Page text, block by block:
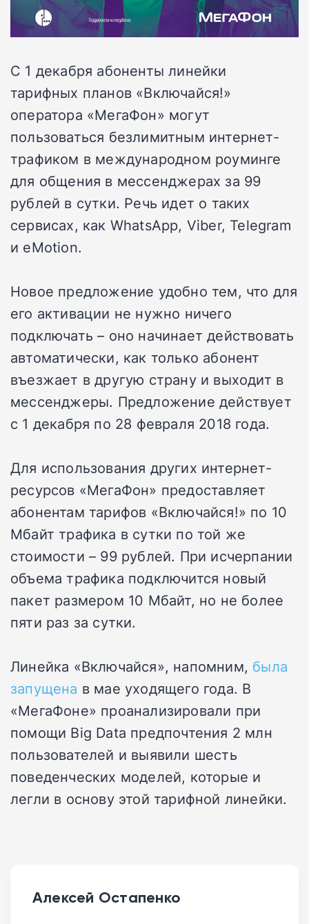
C 1 декабря абоненты линейки
тарифных планов «Включайся!»
оператора «МегаФон» могут
пользоваться безлимитным интернет-
трафиком в международном роуминге
для общения в мессенджерах за 99
рублей в сутки. Речь идет о таких
сервисах, как WhatsApp, Viber, Telegram
и eMotion.
Новое предложение удобно тем, что для
его активации не нужно ничего
подключать – оно начинает действовать
автоматически, как только абонент
въезжает в другую страну и выходит в
мессенджеры. Предложение действует
с 1 декабря по 28 февраля 2018 года.
Для использования других интернет-
ресурсов «МегаФон» предоставляет
абонентам тарифов «Включайся!» по 10
Мбайт трафика в сутки по той же
стоимости – 99 рублей. При исчерпании
объема трафика подключится новый
пакет размером 10 Мбайт, но не более
пяти раз за сутки.
Линейка «Включайся», напомним, была
запущена в мае уходящего года. В
«МегаФоне» проанализировали при
помощи Big Data предпочтения 2 млн
пользователей и выявили шесть
поведенческих моделей, которые и
легли в основу этой тарифной линейки.
Алексей Остапенко